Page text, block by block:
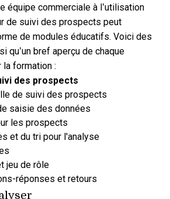
équipe commerciale à l’utilisation
de suivi des prospects peut
de modules éducatifs. Voici des
qu’un bref aperçu de chaque
la formation :
des prospects
de suivi des prospects
saisie des données
les prospects
et du tri pour l'analyse
jeu de rôle
réponses et retours